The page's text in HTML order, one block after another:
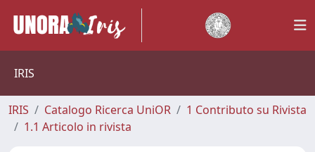
IRIS
IRIS Catalogo Ricerca UniOR
1 Contributo su Rivista
1.1 Articolo in rivista